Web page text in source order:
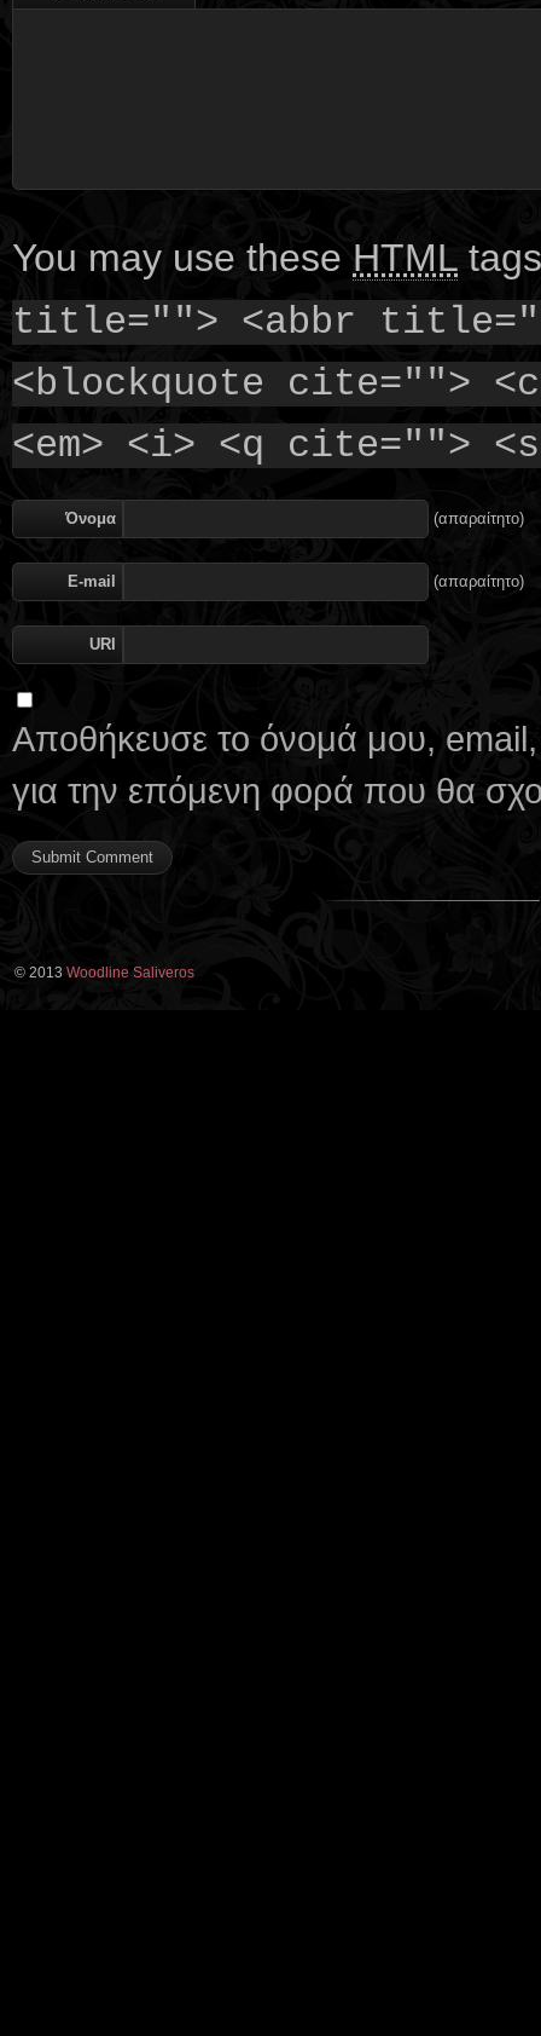
You may use these HTML
title=""> <abbr
<blockquote cite="">
<em> <i> <q cite="">
Όνομα (απαραίτητο)
E-mail (απαραίτητο)
URI
Αποθήκευσε το όνομά μου, email,
για την επόμενη φορά που θα
© 2013 Woodline Saliveros